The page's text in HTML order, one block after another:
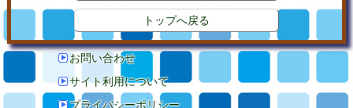
トップへ戻る
お問い合わせ
サイト利用について
プライバシーポリシー